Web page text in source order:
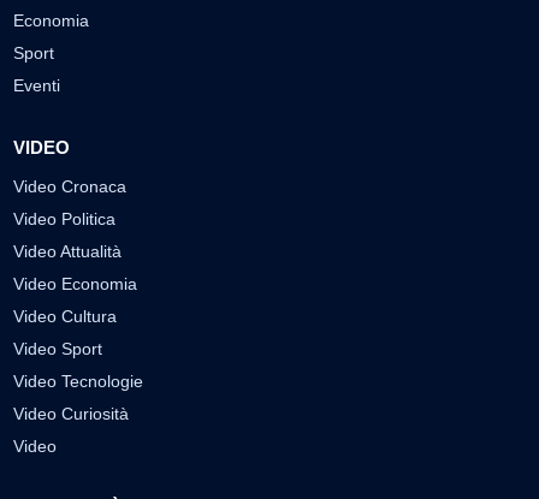
Economia
Sport
Eventi
VIDEO
Video Cronaca
Video Politica
Video Attualità
Video Economia
Video Cultura
Video Sport
Video Tecnologie
Video Curiosità
Video